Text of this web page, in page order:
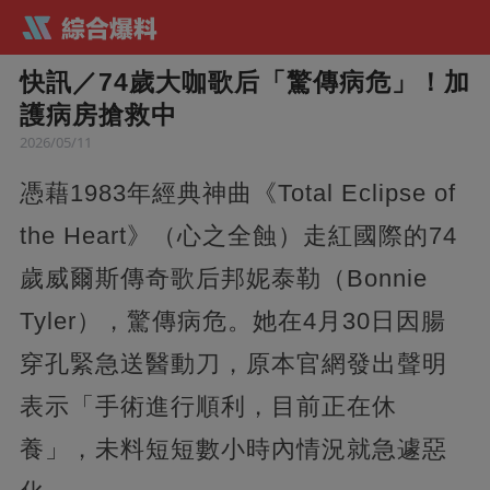
快訊／74歲大咖歌后「驚傳病危」！加
護病房搶救中
2026/05/11
憑藉1983年經典神曲《Total Eclipse of
the Heart》（心之全蝕）走紅國際的74
歲威爾斯傳奇歌后邦妮泰勒（Bonnie
Tyler），驚傳病危。她在4月30日因腸
穿孔緊急送醫動刀，原本官網發出聲明
表示「手術進行順利，目前正在休
養」，未料短短數小時內情況就急遽惡